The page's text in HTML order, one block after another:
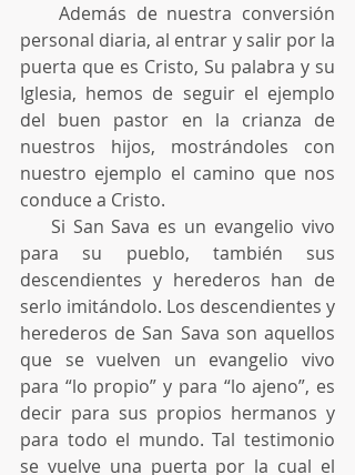
personal diaria, al entrar y salir por la
puerta que es Cristo, Su palabra y su
Iglesia, hemos de seguir el ejemplo
del buen pastor en la crianza de
nuestros hijos, mostrándoles con
nuestro ejemplo el camino que nos
conduce a Cristo.
para su pueblo, también sus
descendientes y herederos han de
serlo imitándolo. Los descendientes y
herederos de San Sava son aquellos
que se vuelven un evangelio vivo
para “lo propio” y para “lo ajeno”, es
decir para sus propios hermanos y
para todo el mundo. Tal testimonio
se vuelve una puerta por la cual el